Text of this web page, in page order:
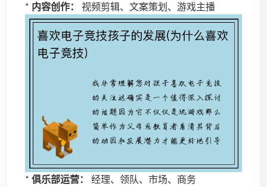
* 内容创作： 视频剪辑、文案策划、游戏主播
* 俱乐部运营：
经理、领队、市场、商务